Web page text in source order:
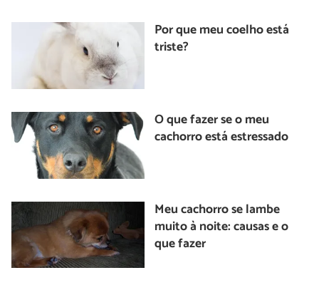
Por que meu coelho está
triste?
O que fazer se o meu
cachorro está estressado
Meu cachorro se lambe
muito à noite: causas e o
que fazer